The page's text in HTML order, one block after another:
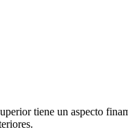
tiene un aspecto